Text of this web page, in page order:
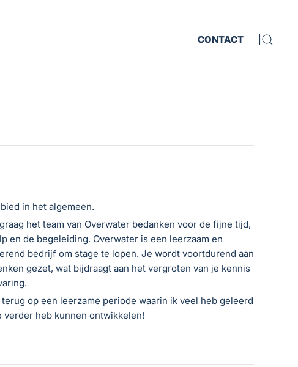
CONTACT
in het algemeen.
het team van Overwater bedanken voor de fijne tijd,
en de begeleiding. Overwater is een leerzaam en
bedrijf om stage te lopen. Je wordt voortdurend aan
gezet, wat bijdraagt aan het vergroten van je kennis
terug op een leerzame periode waarin ik veel heb geleerd
verder heb kunnen ontwikkelen!